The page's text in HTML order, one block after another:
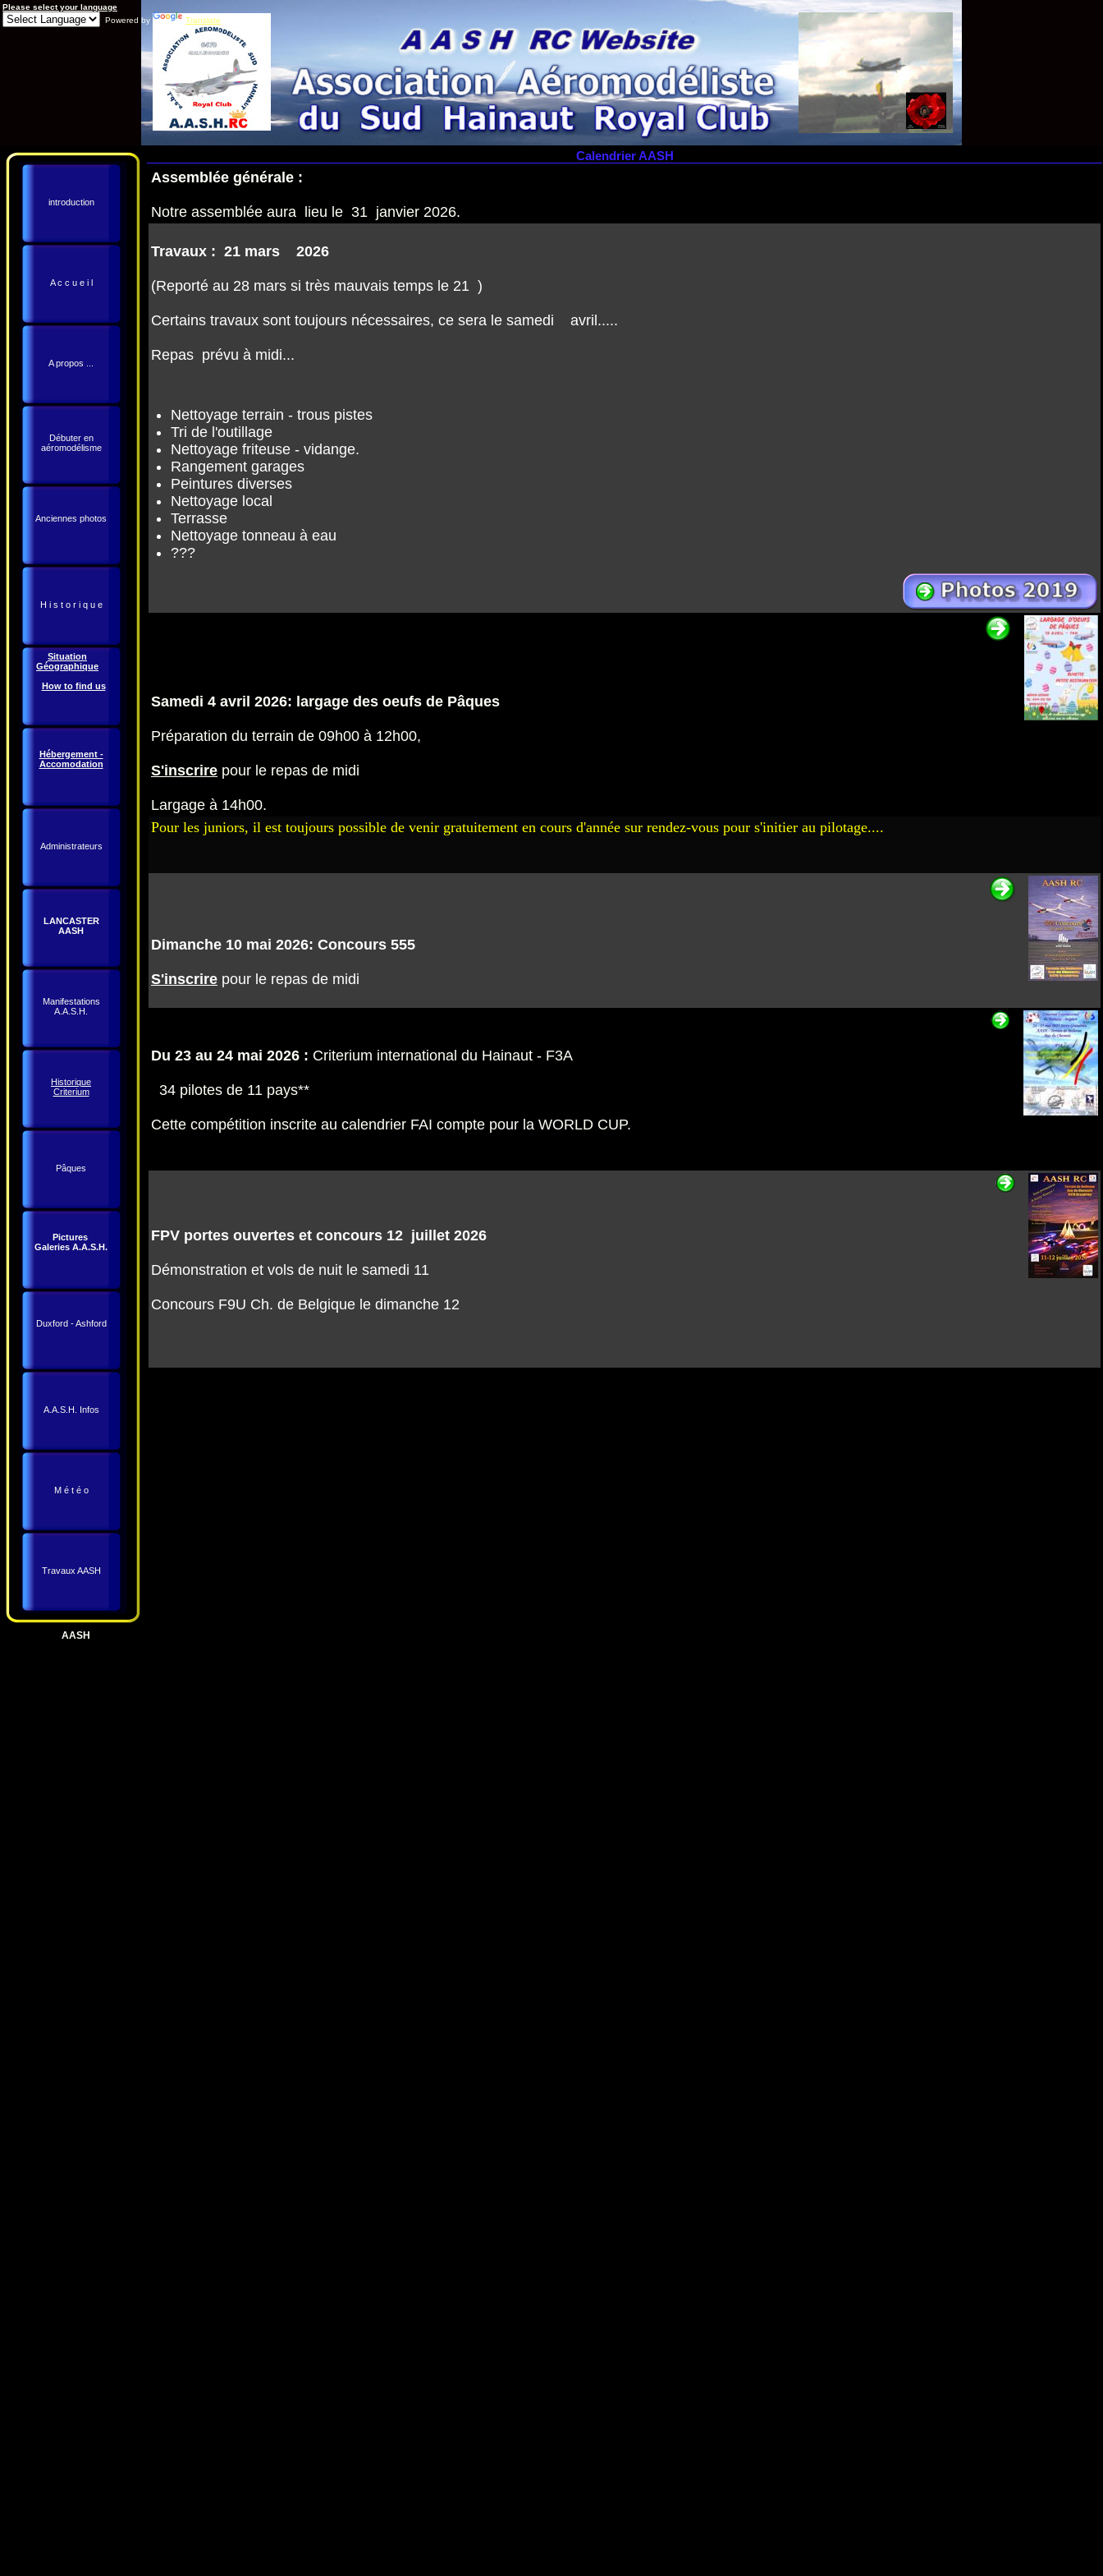
Please select your language
Powered by
Translate
introduction
A c c u e i l
A propos ...
Débuter en
aéromodélisme
Anciennes photos
H i s t o r i q u e
Situation
Géographique
How to find us
Hébergement -
Accomodation
Administrateurs
LANCASTER
AASH
Manifestations
A.A.S.H.
Historique
Criterium
Pâques
Pictures
Galeries A.A.S.H.
Duxford - Ashford
A.A.S.H. Infos
M é t é o
Travaux AASH
AASH
Calendrier AASH
Assemblée générale :
Notre assemblée aura lieu le 31 janvier 2026.
Travaux : 21 mars 2026
(Reporté au 28 mars si très mauvais temps le 21 )
Certains travaux sont toujours nécessaires, ce sera le samedi avril.....
Repas prévu à midi...
Nettoyage terrain - trous pistes
Tri de l'outillage
Nettoyage friteuse - vidange.
Rangement garages
Peintures diverses
Nettoyage local
Terrasse
Nettoyage tonneau à eau
???
Samedi 4 avril 2026: largage des oeufs de Pâques
Préparation du terrain de 09h00 à 12h00,
S'inscrire pour le repas de midi
Largage à 14h00.
Pour les juniors, il est toujours possible de venir gratuitement en cours d'année sur rendez-vous pour s'initier au pilotage....
Dimanche 10 mai 2026: Concours 555
S'inscrire pour le repas de midi
Du 23 au 24 mai 2026 : Criterium international du Hainaut - F3A
34 pilotes de 11 pays**
Cette compétition inscrite au calendrier FAI compte pour la WORLD CUP.
FPV portes ouvertes et concours 12 juillet 2026
Démonstration et vols de nuit le samedi 11
Concours F9U Ch. de Belgique le dimanche 12